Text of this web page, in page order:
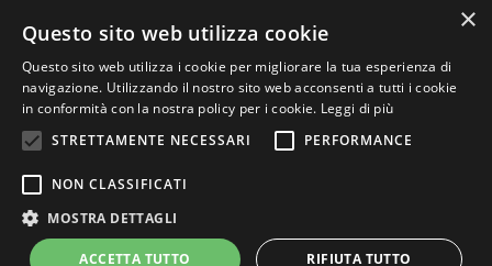
CONDIZIONI DI VENDITA
PRIVACY POLICY
COOKIE POLICY
Studio Bibliografico Scriptorium Dott.ssa Sara Bassi VAT
nr. 01744000207
×
Questo sito web utilizza cookie
Questo sito web utilizza i cookie per migliorare la tua esperienza di
navigazione. Utilizzando il nostro sito web acconsenti a tutti i cookie
in conformità con la nostra policy per i cookie. Leggi di più
STRETTAMENTE NECESSARI
PERFORMANCE
NON CLASSIFICATI
MOSTRA DETTAGLI
ACCETTA TUTTO RIFIUTA TUTTO